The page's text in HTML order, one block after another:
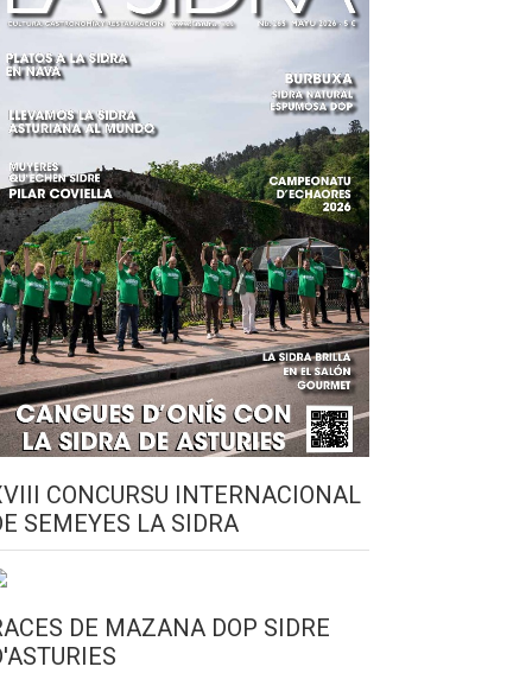
CONCURSU INTERNACIONAL
SEMEYES LA SIDRA
DE MAZANA DOP SIDRE